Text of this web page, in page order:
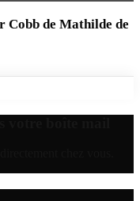
Cobb de Mathilde de